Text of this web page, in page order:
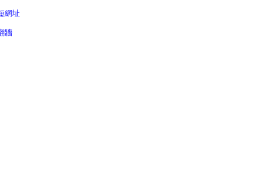
網址
牆